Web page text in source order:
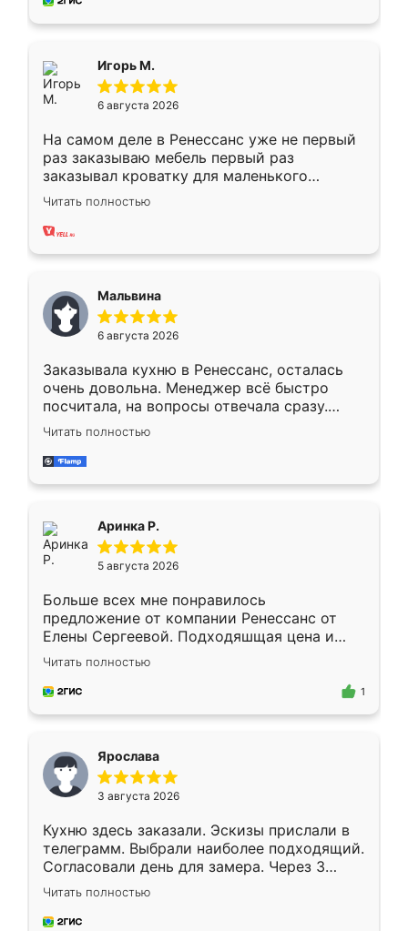
Игорь М.
6 августа 2026
На самом деле в Ренессанс уже не первый
раз заказываю мебель первый раз
заказывал кроватку для маленького
ребёнка при его рождении ,во второй раз
заказал шкаф-купе. По качеству очень
хорошее сборка достаточно быстрая,
меньше, здесь же он более разнообразный.
Мне нравится ,если что-то потребуется из
мебели буду заказывать только здесь.
Читать полностью
Мальвина
6 августа 2026
Заказывала кухню в Ренессанс, осталась
очень довольна. Менеджер всё быстро
посчитала, на вопросы отвечала сразу.
Замерщик приехал в субботу, подошёл к
делу со всей ответственностью. Собрали
за день, ребята работали аккуратно, даже
Читать полностью
Аринка Р.
5 августа 2026
Больше всех мне понравилось
предложение от компании Ренессанс от
Елены Сергеевой. Подходяшщая цена и
короткие сроки изготовления. Приехавший
для замера сотрудник Владислав
предложил по моему эскизу самый
Читать полностью
1
Ярослава
3 августа 2026
Кухню здесь заказали. Эскизы прислали в
телеграмм. Выбрали наиболее подходящий.
Согласовали день для замера. Через 3
недели кухня была уже готова. Остались
довольны работой. Спасибо Ренессанс
мебель за качественную работу!
Читать полностью